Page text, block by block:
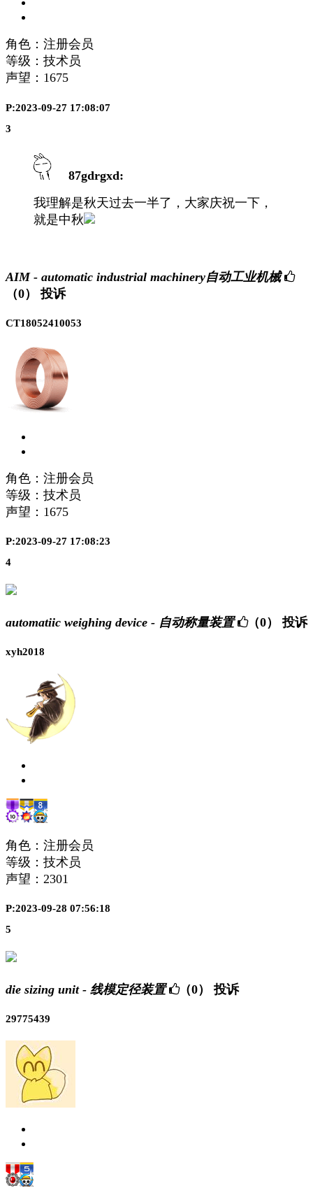
角色：注册会员
等级：技术员
声望： 1675
P:2023-09-27 17:08:07
3
87gdrgxd:
我理解是秋天过去一半了，大家庆祝一下，
就是中秋
AIM - automatic industrial machinery自动工业机械
（0）
投诉
CT18052410053
角色：注册会员
等级：技术员
声望： 1675
P:2023-09-27 17:08:23
4
automatiic weighing device - 自动称量装置 （0） 投诉
xyh2018
角色：注册会员
等级：技术员
声望： 2301
P:2023-09-28 07:56:18
5
die sizing unit - 线模定径装置 （0） 投诉
29775439